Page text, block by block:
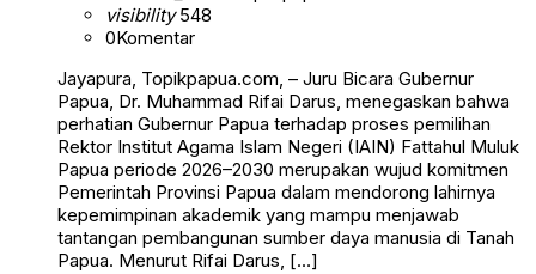
visibility548
0Komentar
Jayapura, Topikpapua.com, – Juru Bicara Gubernur
Papua, Dr. Muhammad Rifai Darus, menegaskan bahwa
perhatian Gubernur Papua terhadap proses pemilihan
Rektor Institut Agama Islam Negeri (IAIN) Fattahul Muluk
Papua periode 2026–2030 merupakan wujud komitmen
Pemerintah Provinsi Papua dalam mendorong lahirnya
kepemimpinan akademik yang mampu menjawab
tantangan pembangunan sumber daya manusia di Tanah
Papua. Menurut Rifai Darus, […]